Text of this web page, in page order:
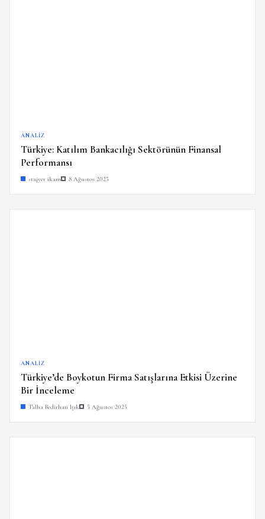
ANALIZ
Türkiye: Katılım Bankacılığı Sektörünün Finansal
Performansı
stajyer ikam 8 Ağustos 2025
ANALIZ
Türkiye’de Boykotun Firma Satışlarına Etkisi Üzerine
Bir İnceleme
Talha Bedirhan Işık 5 Ağustos 2025